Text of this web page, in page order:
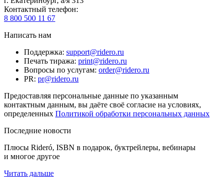
Контактный телефон:
8 800 500 11 67
Написать нам
Поддержка: support@ridero.ru
Печать тиража: print@ridero.ru
Вопросы по услугам: order@ridero.ru
PR: pr@ridero.ru
Предоставляя персональные данные по указанным
контактным данным, вы даёте своё согласие на условиях,
определенных Политикой обработки персональных данных
Последние новости
Плюсы Rideró, ISBN в подарок, буктрейлеры, вебинары
и многое другое
Читать дальше